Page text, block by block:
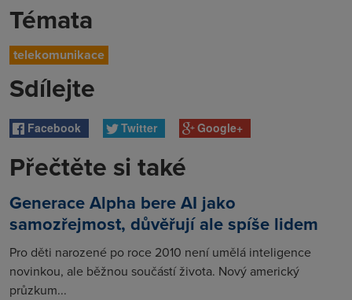
Témata
telekomunikace
Sdílejte
Facebook Twitter Google+
Přečtěte si také
Generace Alpha bere AI jako
samozřejmost, důvěřují ale spíše lidem
Pro děti narozené po roce 2010 není umělá inteligence
novinkou, ale běžnou součástí života. Nový americký
průzkum...